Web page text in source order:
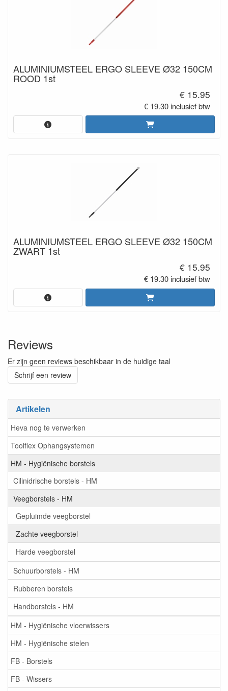
Artikelen
Heva nog te verwerken
Toolflex Ophangsystemen
HM - Hygiënische borstels
Cilinidrische borstels - HM
Veegborstels - HM
Gepluimde veegborstel
Zachte veegborstel
Harde veegborstel
Schuurborstels - HM
Rubberen borstels
Handborstels - HM
HM - Hygiënische vloerwissers
HM - Hygiënische stelen
FB - Borstels
FB - Wissers
ALUMINIUMSTEEL ERGO SLEEVE Ø32 150CM
ROOD 1st
€ 15.95
€ 19.30 inclusief btw
ALUMINIUMSTEEL ERGO SLEEVE Ø32 150CM
ZWART 1st
€ 15.95
€ 19.30 inclusief btw
Reviews
Er zijn geen reviews beschikbaar in de huidige taal
Schrijf een review